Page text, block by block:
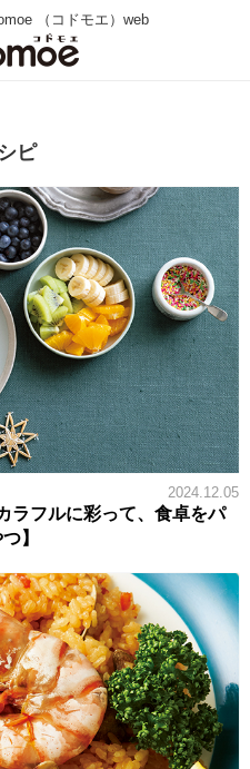
（コドモエ）web
ピ
2024.12.05
ラフルに彩って、食卓をパ
】